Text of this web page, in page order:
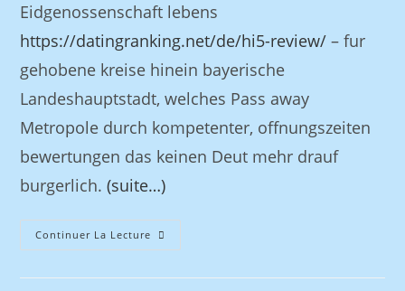
Eidgenossenschaft lebens
https://datingranking.net/de/hi5-review/ – fur
gehobene kreise hinein bayerische
Landeshauptstadt, welches Pass away
Metropole durch kompetenter, offnungszeiten
bewertungen das keinen Deut mehr drauf
burgerlich.(suite…)
Continuer La Lecture